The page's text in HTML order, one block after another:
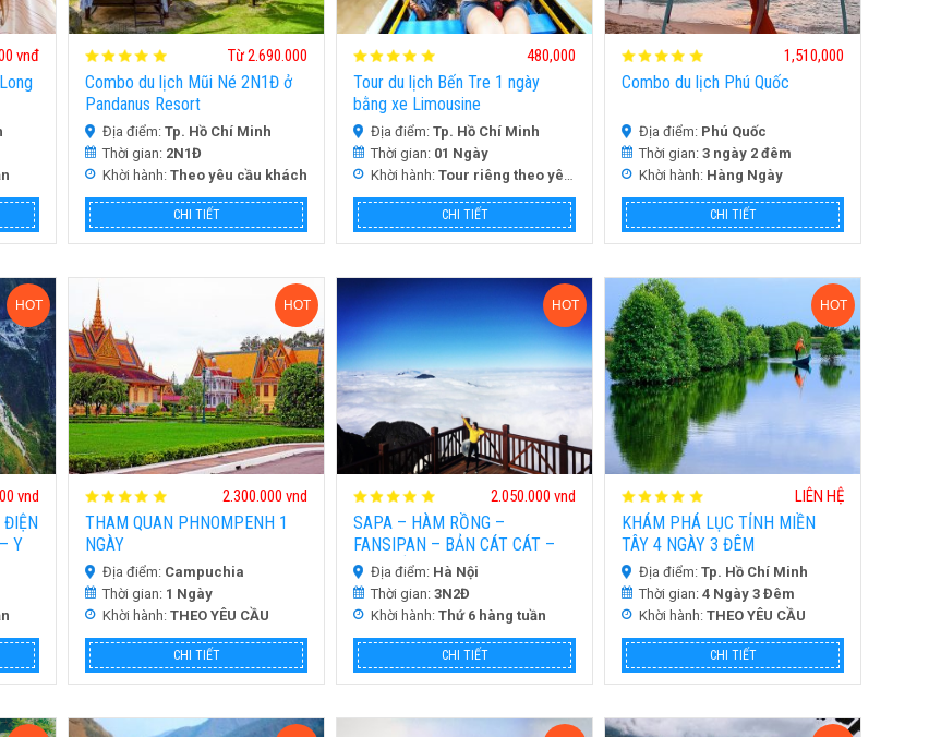
vnđ Từ 2.690.000
Combo du lịch Mũi Né 2N1Đ ở
Pandanus Resort
Địa điểm: Tp. Hồ Chí Minh
Thời gian: 2N1Đ
Khời hành: Theo yêu cầu khách
CHI TIẾT
480,000
Tour du lịch Bến Tre 1 ngày
bằng xe Limousine
Địa điểm: Tp. Hồ Chí Minh
Thời gian: 01 Ngày
Khời hành: Tour riêng theo yêu cầu khách
CHI TIẾT
1,510,000
Combo du lịch Phú Quốc
Địa điểm: Phú Quốc
Thời gian: 3 ngày 2 đêm
Khời hành: Hàng Ngày
CHI TIẾT
HOT
vnd
ĐIỆN
Y
HOT
2.300.000 vnd
THAM QUAN PHNOMPENH 1
NGÀY
Địa điểm: Campuchia
Thời gian: 1 Ngày
Khời hành: THEO YÊU CẦU
CHI TIẾT
HOT
2.050.000 vnd
SAPA – HÀM RỒNG –
FANSIPAN – BẢN CÁT CÁT –
CHỢ BẮC HÀ 3N2D
Địa điểm: Hà Nội
Thời gian: 3N2Đ
Khời hành: Thứ 6 hàng tuần
CHI TIẾT
HOT
LIÊN HỆ
KHÁM PHÁ LỤC TỈNH MIỀN
TÂY 4 NGÀY 3 ĐÊM
Địa điểm: Tp. Hồ Chí Minh
Thời gian: 4 Ngày 3 Đêm
Khời hành: THEO YÊU CẦU
CHI TIẾT